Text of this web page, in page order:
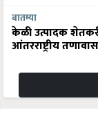
बातम्या
केळी उत्पादक
आंतरराष्ट्रीय